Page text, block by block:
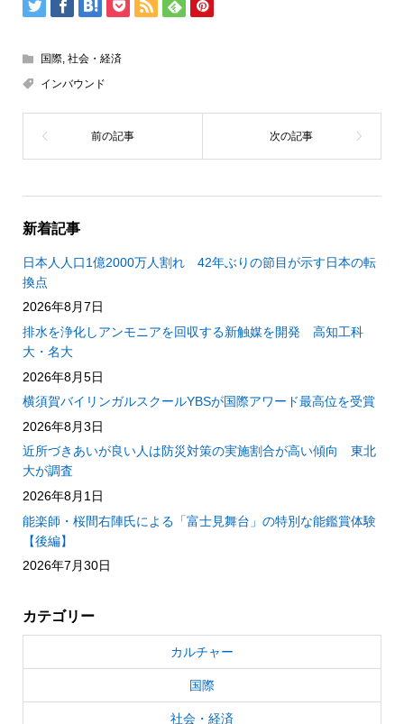
国際, 社会・経済
インバウンド
新着記事
日本人人口1億2000万人割れ 42年ぶりの節目が示す日本の転
換点
2026年8月7日
排水を浄化しアンモニアを回収する新触媒を開発 高知工科
大・名大
2026年8月5日
横須賀バイリンガルスクールYBSが国際アワード最高位を受賞
2026年8月3日
近所づきあいが良い人は防災対策の実施割合が高い傾向 東北
大が調査
2026年8月1日
能楽師・桜間右陣氏による「富士見舞台」の特別な能鑑賞体験
【後編】
2026年7月30日
カテゴリー
カルチャー
国際
社会・経済